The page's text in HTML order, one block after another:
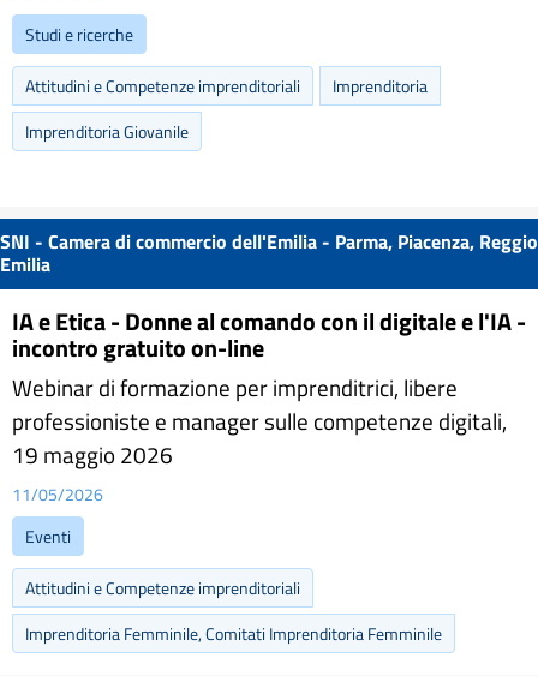
Studi e ricerche
Attitudini e Competenze imprenditoriali
Imprenditoria
Imprenditoria Giovanile
SNI - Camera di commercio dell'Emilia - Parma, Piacenza, Reggio
Emilia
IA e Etica - Donne al comando con il digitale e l'IA -
incontro gratuito on-line
Webinar di formazione per imprenditrici, libere
professioniste e manager sulle competenze digitali,
19 maggio 2026
11/05/2026
Eventi
Attitudini e Competenze imprenditoriali
Imprenditoria Femminile, Comitati Imprenditoria Femminile